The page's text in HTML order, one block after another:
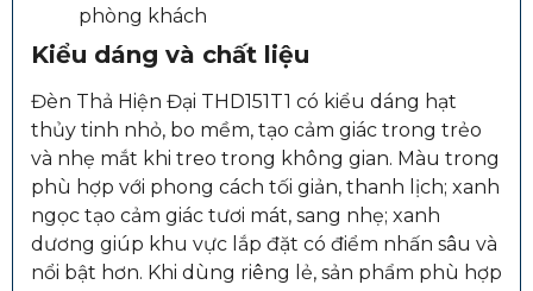
phòng khách
Kiểu dáng và chất liệu
Đèn Thả Hiện Đại THD151T1 có kiểu dáng hạt
thủy tinh nhỏ, bo mềm, tạo cảm giác trong trẻo
và nhẹ mắt khi treo trong không gian. Màu trong
phù hợp với phong cách tối giản, thanh lịch; xanh
ngọc tạo cảm giác tươi mát, sang nhẹ; xanh
dương giúp khu vực lắp đặt có điểm nhấn sâu và
nổi bật hơn. Khi dùng riêng lẻ, sản phẩm phù hợp